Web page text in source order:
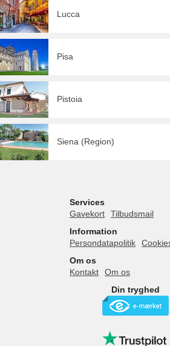
Lucca
Pisa
Pistoia
Siena (Region)
Services
Gavekort
Tilbudsmail
Information
Persondatapolitik
Om os
Kontakt
Om os
Din tryghed